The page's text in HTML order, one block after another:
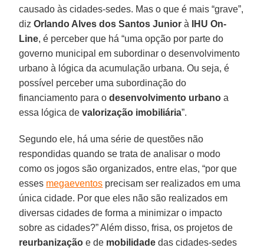
causado às cidades-sedes. Mas o que é mais “grave”,
dizOrlando Alves dos Santos Junior à
IHU On-
Line, é perceber que há “uma opção por parte do
governo municipal em subordinar o desenvolvimento
urbano à lógica da acumulação urbana. Ou seja, é
possível perceber uma subordinação do
financiamento para odesenvolvimento urbano a
essa lógica devalorização imobiliária”.
Segundo ele, há uma série de questões não
respondidas quando se trata de analisar o modo
como os jogos são organizados, entre elas, “por que
esses megaeventos precisam ser realizados em uma
única cidade. Por que eles não são realizados em
diversas cidades de forma a minimizar o impacto
sobre as cidades?” Além disso, frisa, os projetos de
reurbanização e de mobilidade das cidades-sedes